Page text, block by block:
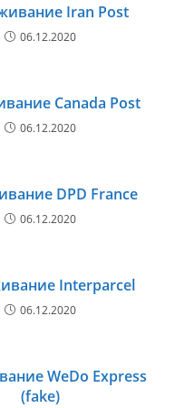
Iran Post
06.12.2020
Canada Post
06.12.2020
DPD France
06.12.2020
Interparcel
06.12.2020
WeDo Express
(fake)